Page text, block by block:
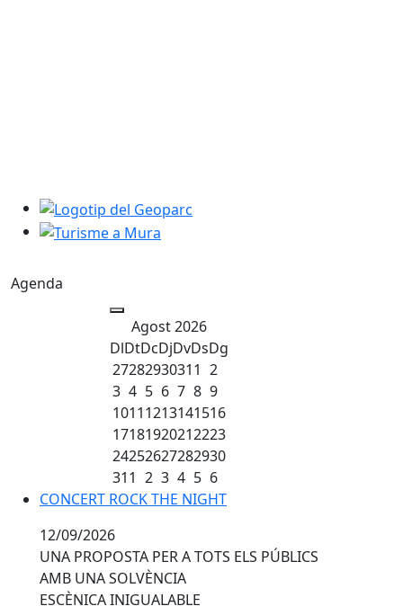
Logotip del Geoparc
Turisme a Mura
Agenda
Agost 2026
DlDtDcDjDvDsDg
27282930311 2
3 4 5 6 7 8 9
10111213141516
17181920212223
24252627282930
311 2 3 4 5 6
CONCERT ROCK THE NIGHT
12/09/2026
UNA PROPOSTA PER A TOTS ELS PÚBLICS
AMB UNA SOLVÈNCIA
ESCÈNICA INIGUALABLE